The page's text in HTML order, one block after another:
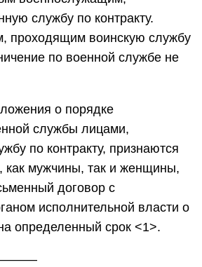
службу по контракту.
проходящим воинскую службу
по военной службе не
о порядке
службы лицами,
по контракту, признаются
как мужчины, так и женщины,
договор с
исполнительной власти о
определенный срок <1>.